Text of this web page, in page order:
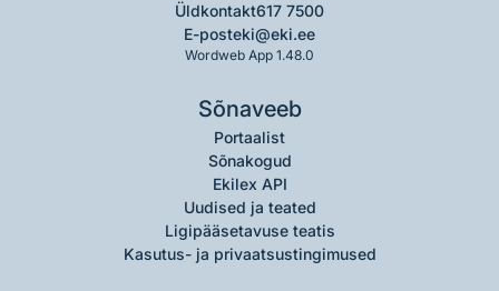
Üldkontakt617 7500
E-posteki@eki.ee
Wordweb App 1.48.0
Sõnaveeb
Portaalist
Sõnakogud
Ekilex API
Uudised ja teated
Ligipääsetavuse teatis
Kasutus- ja privaatsustingimused